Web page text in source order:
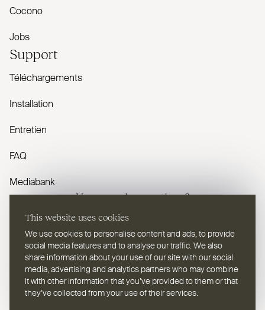
This website uses cookies
We use cookies to personalise content and ads, to provide
social media features and to analyse our traffic. We also
share information about your use of our site with our social
media, advertising and analytics partners who may combine
it with other information that you’ve provided to them or that
they’ve collected from your use of their services.
Cocono
Jobs
Support
Téléchargements
Installation
Entretien
FAQ
Mediabank
Vous avez des questions ?